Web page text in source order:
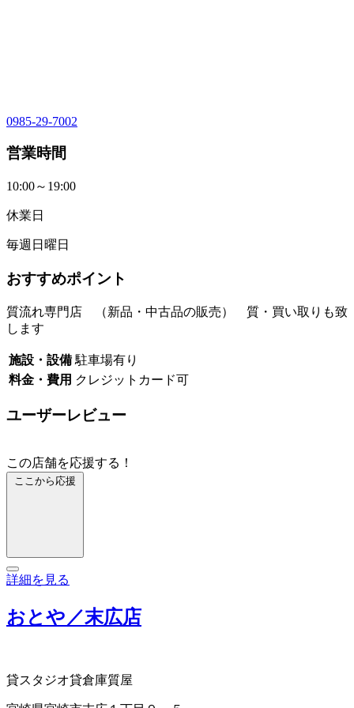
0985-29-7002
営業時間
10:00～19:00
休業日
毎週日曜日
おすすめポイント
質流れ専門店 （新品・中古品の販売） 質・買い取りも致
します
施設・設備 駐車場有り
料金・費用 クレジットカード可
ユーザーレビュー
この店舗を応援する！
ここから応援
詳細を見る
おとや／末広店
貸スタジオ貸倉庫質屋